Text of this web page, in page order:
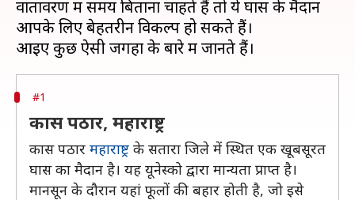
वातावरण में समय बिताना चाहते हैं तो ये घास के मैदान
आपके लिए बेहतरीन विकल्प हो सकते हैं।
#1
कास पठार, महाराष्ट्र
कास पठार महाराष्ट्र के सतारा जिले में स्थित एक खूबसूरत
घास का मैदान है। यह यूनेस्को द्वारा मान्यता प्राप्त है।
मानसून के दौरान यहां फूलों की बहार होती है, जो इसे